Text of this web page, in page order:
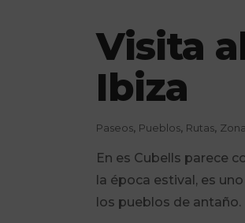
Visita
Ibiza
Paseos, Pueblos, Rutas,
En es Cubells parece
la época estival, es
los pueblos de antaño.